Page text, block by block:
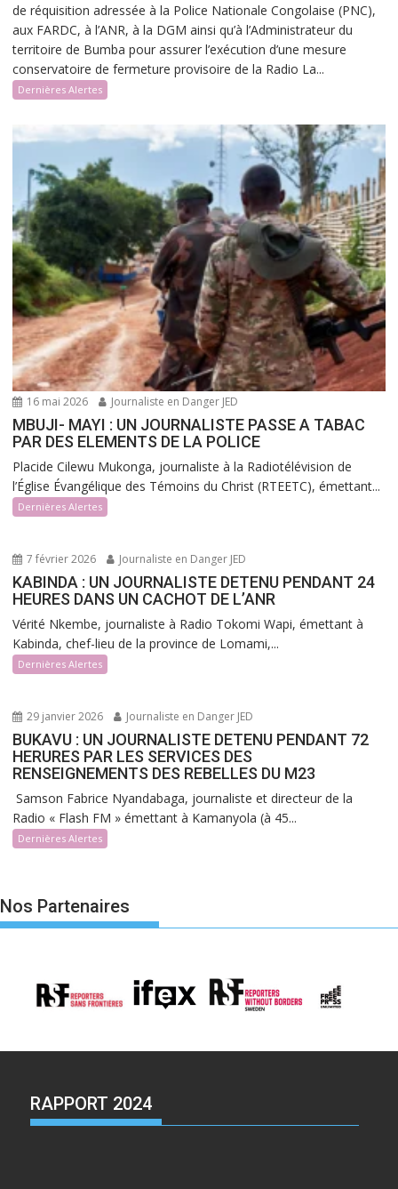
de réquisition adressée à la Police Nationale Congolaise (PNC),
aux FARDC, à l’ANR, à la DGM ainsi qu’à l’Administrateur du
territoire de Bumba pour assurer l’exécution d’une mesure
conservatoire de fermeture provisoire de la Radio La...
Dernières Alertes
16 mai 2026 Journaliste en Danger JED
MBUJI- MAYI : UN JOURNALISTE PASSE A TABAC
PAR DES ELEMENTS DE LA POLICE
Placide Cilewu Mukonga, journaliste à la Radiotélévision de
l’Église Évangélique des Témoins du Christ (RTEETC), émettant...
Dernières Alertes
7 février 2026 Journaliste en Danger JED
KABINDA : UN JOURNALISTE DETENU PENDANT 24
HEURES DANS UN CACHOT DE L’ANR
Vérité Nkembe, journaliste à Radio Tokomi Wapi, émettant à
Kabinda, chef-lieu de la province de Lomami,...
Dernières Alertes
29 janvier 2026 Journaliste en Danger JED
BUKAVU : UN JOURNALISTE DETENU PENDANT 72
HERURES PAR LES SERVICES DES
RENSEIGNEMENTS DES REBELLES DU M23
Samson Fabrice Nyandabaga, journaliste et directeur de la
Radio « Flash FM » émettant à Kamanyola (à 45...
Dernières Alertes
Nos Partenaires
RAPPORT 2024